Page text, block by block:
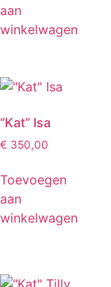
aan
winkelwagen
“Kat” Isa
€ 350,00
Toevoegen
aan
winkelwagen